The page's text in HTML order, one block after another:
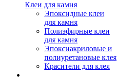
Клеи для камня
Эпоксидные клеи
для камня
Полиэфирные клеи
для камня
Эпоксиакриловые и
полиуретановые клея
Красители для клея